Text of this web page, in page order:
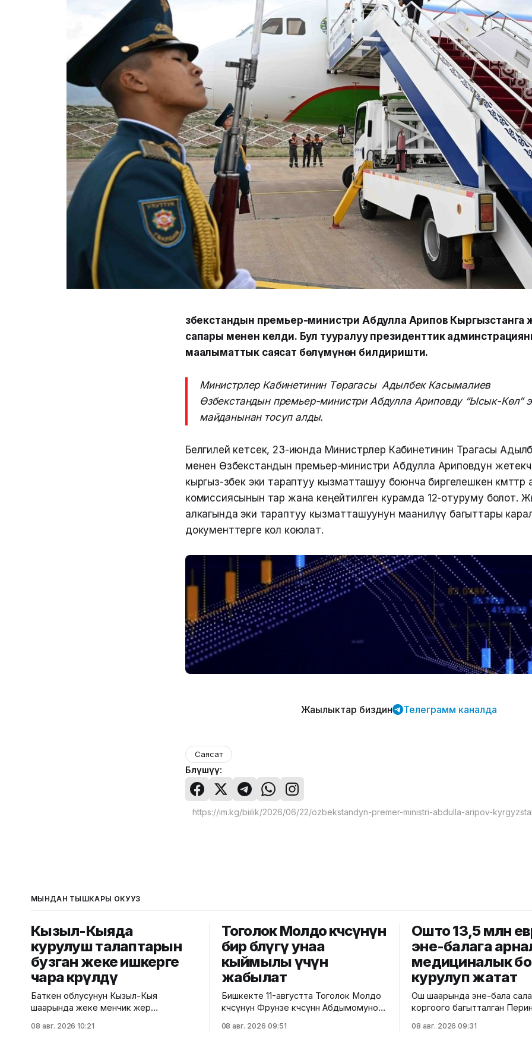
Өзбекстандын премьер-министри Абдулла Арипов Кыргызстанга
сапары менен келди. Бул тууралуу президенттик
маалыматтык саясат бөлүмүнөн билдиришти.
Министрлер Кабинетинин Төрагасы Адылбек Касымалиев
Өзбекстандын премьер-министри Абдулла Ариповду “Ысык-Көл”
майданынан тосуп алды.
Белгилей кетсек, 23-июнда Министрлер Кабинетинин Төрагасы
менен Өзбекстандын премьер-министри Абдулла Ариповдун
кыргыз-өзбек эки тараптуу кызматташуу боюнча биргелешкен өкмөттөр
комиссиясынын тар жана кеңейтилген курамда 12-отуруму болот.
алкагында эки тараптуу кызматташуунун маанилүү багыттары
документтерге кол коюлат.
Жаңылыктар биздин Телеграмм каналда
Саясат
Бөлүшүү:
МЫНДАН ТЫШКАРЫ ОКУҢУЗ
Кызыл-Кыяда
курулуш талаптарын
бузган жеке ишкерге
чара көрүлдү
Баткен облусунун Кызыл-Кыя
шаарында жеке менчик жер
кабаттуу соода борборунун
08 авг. 2026 10:21
Тоголок Молдо көчөсүнүн
бир бөлүгү унаа
кыймылы үчүн
жабылат
Бишкекте 11-августта Тоголок Молдо
көчөсүнүн Фрунзе көчөсүнөн Абдымомунов
үчүн убактылуу жабылат. Калаа
08 авг. 2026 09:51
Ошто 13,5 млн
эне-балага
медициналык
курулуп жатат
Ош шаарында эне-бала
коргоого багытталган
тууралуу Саламаттык
08 авг. 2026 09:31